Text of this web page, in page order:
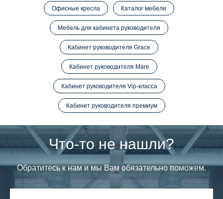
Офисные кресла Каталог мебели
Мебель для кабинета руководителя
Кабинет руководителя Grace
Кабинет руководителя Mare
Кабинет руководителя Vip-класса
Кабинет руководителя премиум
Что-то не нашли?
Обратитесь к нам и мы Вам обязательно поможем.